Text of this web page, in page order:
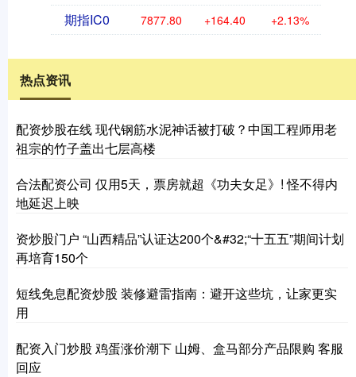
期指IC0 7877.80 +164.40 +2.13%
热点资讯
配资炒股在线 现代钢筋水泥神话被打破？中国工程师用老
祖宗的竹子盖出七层高楼
合法配资公司 仅用5天，票房就超《功夫女足》! 怪不得内
地延迟上映
资炒股门户 “山西精品”认证达200个&#32;“十五五”期间计划
再培育150个
短线免息配资炒股 装修避雷指南：避开这些坑，让家更实
用
配资入门炒股 鸡蛋涨价潮下 山姆、盒马部分产品限购 客服
回应